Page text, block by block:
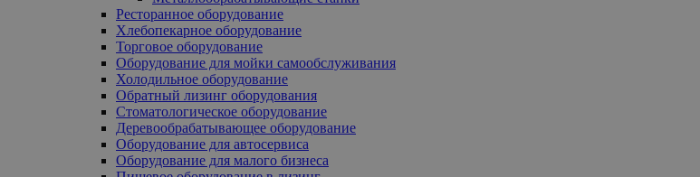
Ресторанное оборудование
Хлебопекарное оборудование
Торговое оборудование
Оборудование для мойки самообслуживания
Холодильное оборудование
Обратный лизинг оборудования
Стоматологическое оборудование
Деревообрабатывающее оборудование
Оборудование для автосервиса
Оборудование для малого бизнеса